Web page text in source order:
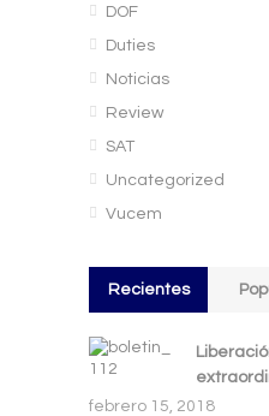
DOF
Duties
Noticias
Review
SAT
Uncategorized
Vucem
Recientes
febrero 15, 2018